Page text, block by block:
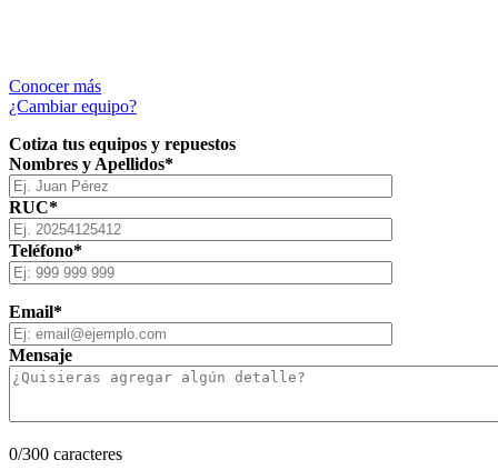
Conocer más
¿Cambiar equipo?
Cotiza tus equipos y repuestos
Nombres y Apellidos*
RUC*
Teléfono*
Email*
Mensaje
0/300 caracteres